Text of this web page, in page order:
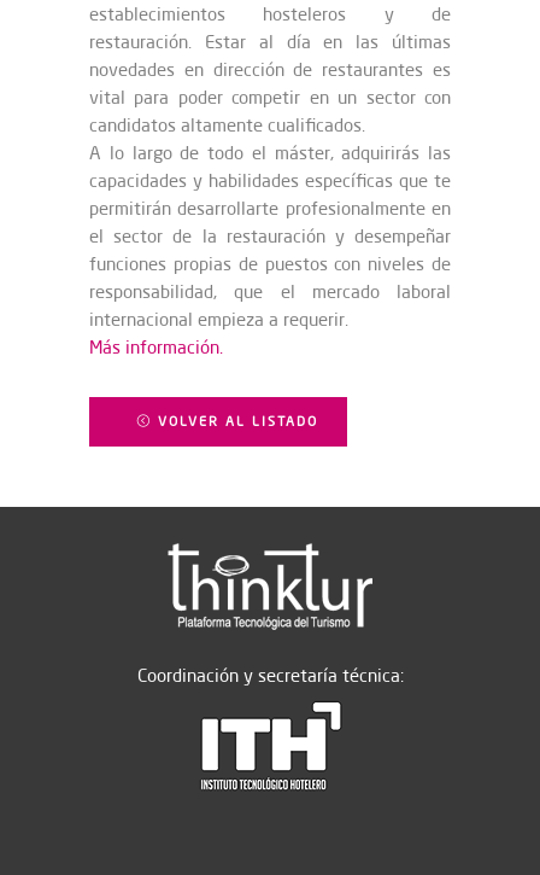
establecimientos hosteleros y de
restauración. Estar al día en las últimas
novedades en dirección de restaurantes es
vital para poder competir en un sector con
candidatos altamente cualificados.
A lo largo de todo el máster, adquirirás las
capacidades y habilidades específicas que te
permitirán desarrollarte profesionalmente en
el sector de la restauración y desempeñar
funciones propias de puestos con niveles de
responsabilidad, que el mercado laboral
internacional empieza a requerir.
Más información.
VOLVER AL LISTADO
Coordinación y secretaría técnica: